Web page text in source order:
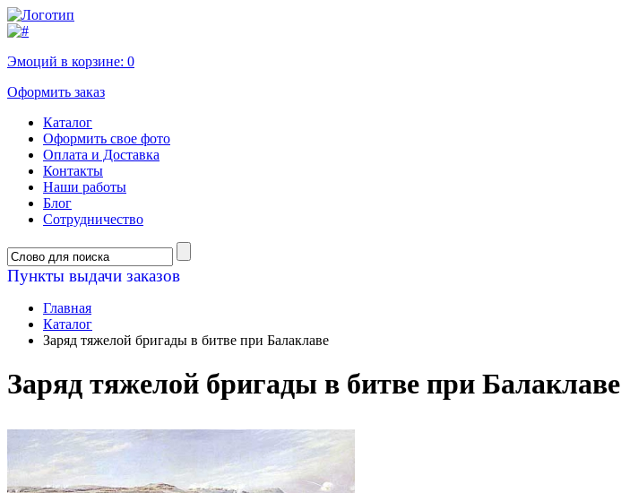
Эмоций в корзине: 0
Оформить заказ
Каталог
Оформить свое фото
Оплата и Доставка
Контакты
Наши работы
Блог
Сотрудничество
Пункты выдачи заказов
Главная
Каталог
Заряд тяжелой бригады в битве при Балаклаве
Заряд тяжелой бригады в битве при Балаклаве